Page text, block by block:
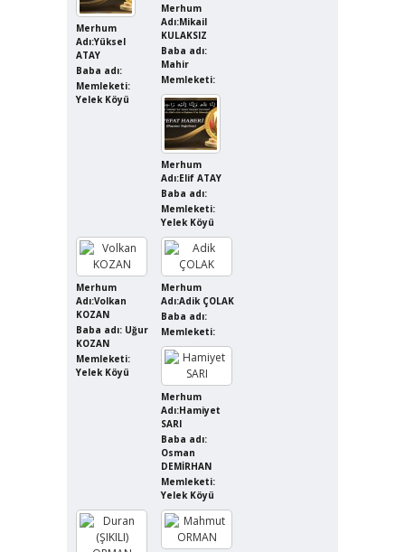
Merhum
Adı:Yüksel
ATAY
Baba adı:
Memleketi:
Yelek Köyü
Merhum
Adı:Mikail
KULAKSIZ
Baba adı:
Mahir
Memleketi:
Merhum
Adı:Elif ATAY
Baba adı:
Memleketi:
Yelek Köyü
Merhum
Adı:Volkan
KOZAN
Baba adı: Uğur
KOZAN
Memleketi:
Yelek Köyü
Merhum
Adı:Adik ÇOLAK
Baba adı:
Memleketi:
Merhum
Adı:Hamiyet
SARI
Baba adı:
Osman
DEMİRHAN
Memleketi:
Yelek Köyü